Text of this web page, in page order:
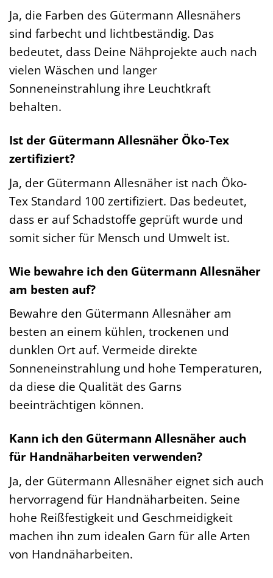
Ja, die Farben des Gütermann Allesnähers
sind farbecht und lichtbeständig. Das
bedeutet, dass Deine Nähprojekte auch nach
vielen Wäschen und langer
Sonneneinstrahlung ihre Leuchtkraft
behalten.
Ist der Gütermann Allesnäher Öko-Tex
zertifiziert?
Ja, der Gütermann Allesnäher ist nach Öko-
Tex Standard 100 zertifiziert. Das bedeutet,
dass er auf Schadstoffe geprüft wurde und
somit sicher für Mensch und Umwelt ist.
Wie bewahre ich den Gütermann Allesnäher
am besten auf?
Bewahre den Gütermann Allesnäher am
besten an einem kühlen, trockenen und
dunklen Ort auf. Vermeide direkte
Sonneneinstrahlung und hohe Temperaturen,
da diese die Qualität des Garns
beeinträchtigen können.
Kann ich den Gütermann Allesnäher auch
für Handnäharbeiten verwenden?
Ja, der Gütermann Allesnäher eignet sich auch
hervorragend für Handnäharbeiten. Seine
hohe Reißfestigkeit und Geschmeidigkeit
machen ihn zum idealen Garn für alle Arten
von Handnäharbeiten.